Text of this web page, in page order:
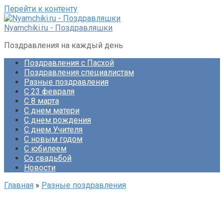
Перейти к контенту
Nyamchiki.ru - Поздравляшки
Поздравления на каждый день
Поздравления с Пасхой
Поздравления специалистам
Разные поздравления
С 23 февраля
С 8 марта
С днем матери
С днем рождения
С днем Учителя
С новым годом
С юбилеем
Со свадьбой
Новости
Главная » Разные поздравления